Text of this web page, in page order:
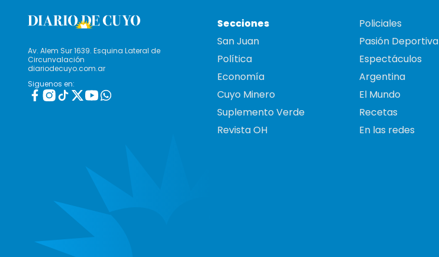
Av. Alem Sur 1639. Esquina Lateral de
Circunvalación
diariodecuyo.com.ar
Siguenos en:
Secciones
San Juan
Política
Economía
Cuyo Minero
Suplemento Verde
Revista OH
Policiales
Pasión Deportiva
Espectáculos
Argentina
El Mundo
Recetas
En las redes